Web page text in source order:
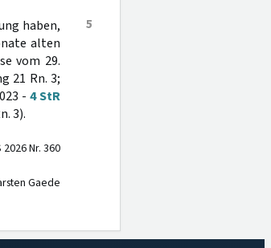
5
haben,
alten
vom 29.
21 Rn. 3;
- 4 StR
3).
2026 Nr. 360
Gaede